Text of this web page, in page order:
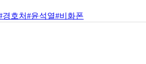
경호처#윤석열#비화폰